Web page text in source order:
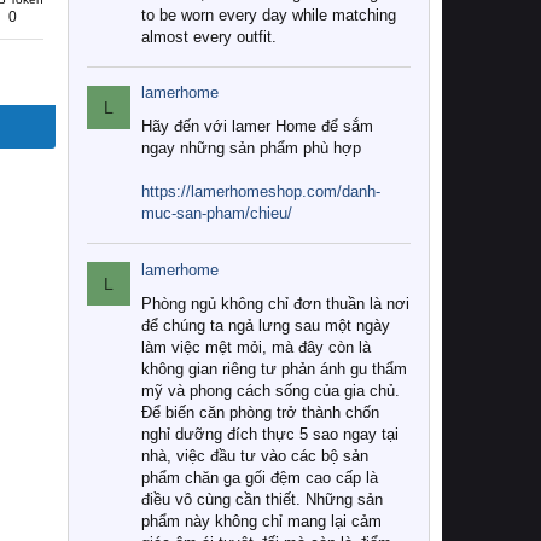
0
to be worn every day while matching
almost every outfit.
L
lamerhome
Hãy đến với lamer Home để sắm
ngay những sản phẩm phù hợp
https://lamerhomeshop.com/danh-
muc-san-pham/chieu/
L
lamerhome
Phòng ngủ không chỉ đơn thuần là nơi
để chúng ta ngả lưng sau một ngày
làm việc mệt mỏi, mà đây còn là
không gian riêng tư phản ánh gu thẩm
mỹ và phong cách sống của gia chủ.
Để biến căn phòng trở thành chốn
nghỉ dưỡng đích thực 5 sao ngay tại
nhà, việc đầu tư vào các bộ sản
phẩm chăn ga gối đệm cao cấp là
điều vô cùng cần thiết. Những sản
phẩm này không chỉ mang lại cảm